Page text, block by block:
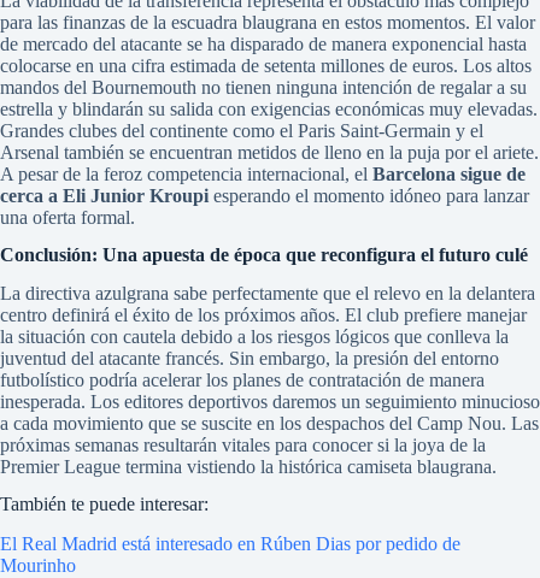
para las finanzas de la escuadra blaugrana en estos momentos. El valor
de mercado del atacante se ha disparado de manera exponencial hasta
colocarse en una cifra estimada de setenta millones de euros. Los altos
mandos del Bournemouth no tienen ninguna intención de regalar a su
estrella y blindarán su salida con exigencias económicas muy elevadas.
Grandes clubes del continente como el Paris Saint-Germain y el
Arsenal también se encuentran metidos de lleno en la puja por el ariete.
A pesar de la feroz competencia internacional, el Barcelona sigue de
cerca a Eli Junior Kroupi esperando el momento idóneo para lanzar
una oferta formal.
Conclusión: Una apuesta de época que reconfigura el futuro culé
La directiva azulgrana sabe perfectamente que el relevo en la delantera
centro definirá el éxito de los próximos años. El club prefiere manejar
la situación con cautela debido a los riesgos lógicos que conlleva la
juventud del atacante francés. Sin embargo, la presión del entorno
futbolístico podría acelerar los planes de contratación de manera
inesperada. Los editores deportivos daremos un seguimiento minucioso
a cada movimiento que se suscite en los despachos del Camp Nou. Las
próximas semanas resultarán vitales para conocer si la joya de la
Premier League termina vistiendo la histórica camiseta blaugrana.
También te puede interesar:
El Real Madrid está interesado en Rúben Dias por pedido de
Mourinho